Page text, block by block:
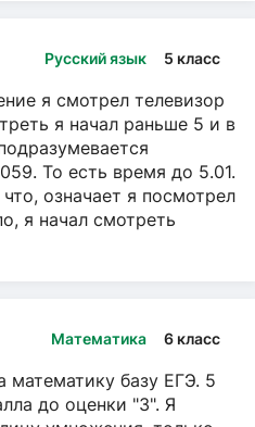
Русский язык 5 класс
я смотрел телевизор
я начал раньше 5 и в
То есть время до 5.01.
означает я посмотрел
я начал смотреть
Математика 6 класс
математику базу ЕГЭ. 5
до оценки "3". Я